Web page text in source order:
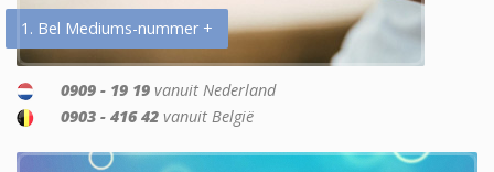
1. Bel Mediums-nummer +
0909 - 19 19 vanuit Nederland
0903 - 416 42 vanuit België